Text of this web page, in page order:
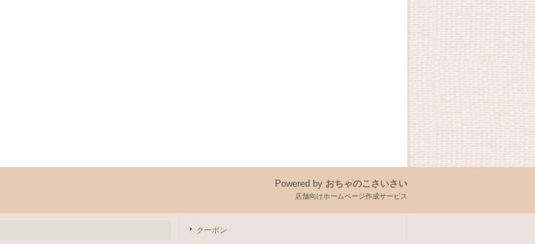
Powered by おちゃのこさいさい
店舗向けホームページ作成サービス
クーポン